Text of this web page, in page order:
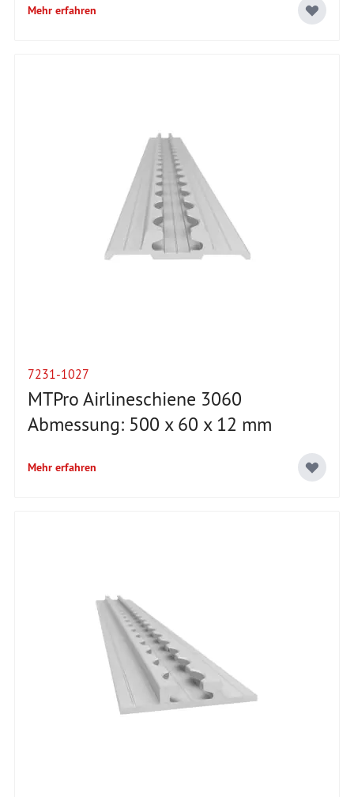
Mehr erfahren
7231-1027
MTPro Airlineschiene 3060
Abmessung: 500 x 60 x 12 mm
Mehr erfahren